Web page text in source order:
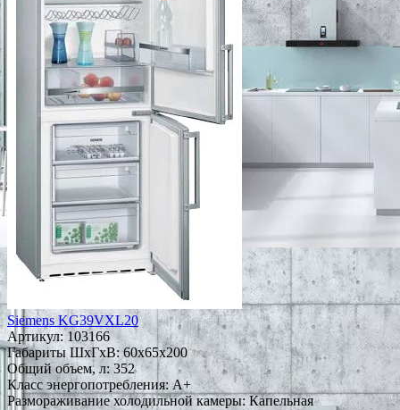
Siemens KG39VXL20
Артикул:103166
Габариты ШxГxВ: 60x65x200
Общий объем, л: 352
Класс энергопотребления: A+
Размораживание холодильной камеры: Капельная